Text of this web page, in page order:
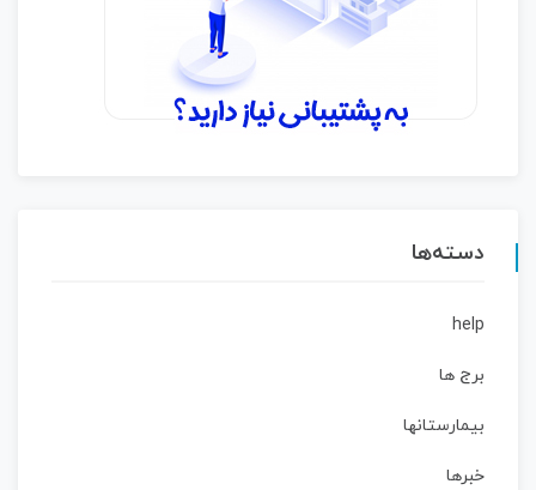
دسته‌ها
help
برج ها
بیمارستانها
خبرها